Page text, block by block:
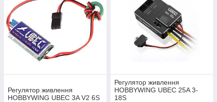
Регулятор живлення
HOBBYWING UBEC 3A V2 6S
Регулятор живлення
HOBBYWING UBEC 25A 3-
18S